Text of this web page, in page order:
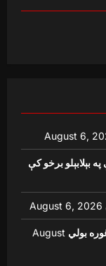
August 6,
بېلابېلو برخو کې
August 6, 2026
بولي August